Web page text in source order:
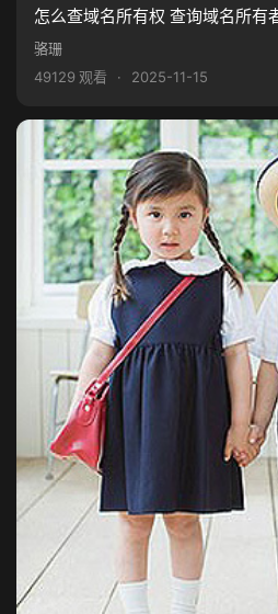
怎么查域名所有权 查询域名所有
骆珊
49129 观看
· 2025-11-15